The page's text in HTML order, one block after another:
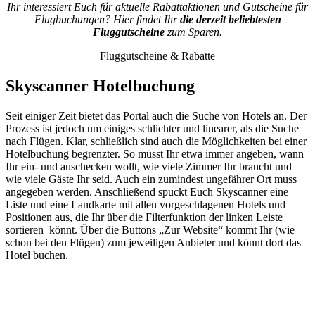
Ihr interessiert Euch für aktuelle Rabattaktionen und Gutscheine für
Flugbuchungen? Hier findet Ihrdie derzeit beliebtesten
Fluggutscheine zum Sparen.
Fluggutscheine & Rabatte
Skyscanner Hotelbuchung
Seit einiger Zeit bietet das Portal auch die Suche von Hotels an. Der
Prozess ist jedoch um einiges schlichter und linearer, als die Suche
nach Flügen. Klar, schließlich sind auch die Möglichkeiten bei einer
Hotelbuchung begrenzter. So müsst Ihr etwa immer angeben, wann
Ihr ein- und auschecken wollt, wie viele Zimmer Ihr braucht und
wie viele Gäste Ihr seid. Auch ein zumindest ungefährer Ort muss
angegeben werden. Anschließend spuckt Euch Skyscanner eine
Liste und eine Landkarte mit allen vorgeschlagenen Hotels und
Positionen aus, die Ihr über die Filterfunktion der linken Leiste
sortieren könnt. Über die Buttons „Zur Website“ kommt Ihr (wie
schon bei den Flügen) zum jeweiligen Anbieter und könnt dort das
Hotel buchen.